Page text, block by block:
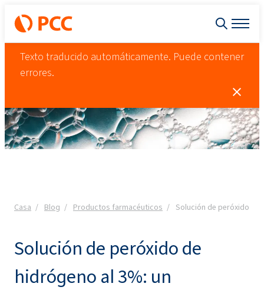
Texto traducido automáticamente. Puede contener
errores.
Casa Blog Productos farmacéuticos Solución de peróxido de
Solución de peróxido de
hidrógeno al 3%: un